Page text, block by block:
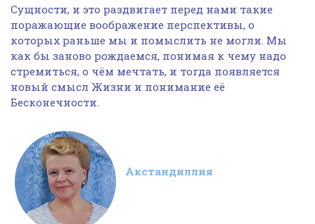
Сущности, и это раздвигает перед нами такие
поражающие воображение перспективы, о
которых раньше мы и помыслить не могли. Мы
как бы заново рождаемся, понимая к чему надо
стремиться, о чём мечтать, и тогда появляется
новый смысл Жизни и понимание её
Бесконечности.
Акстандиллия